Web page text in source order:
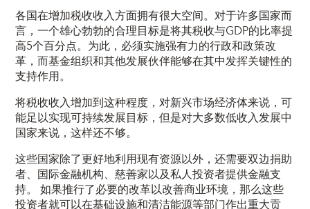
各国在增加税收收入方面拥有很大空间。对于许多国家而
言，一个雄心勃勃的合理目标是将其税收与GDP的比率提
高5个百分点。为此，必须实施强有力的行政和政策改
革，而基金组织和其他发展伙伴能够在其中发挥关键性的
支持作用。
将税收收入增加到这种程度，对新兴市场经济体来说，可
能足以实现可持续发展目标，但是对大多数低收入发展中
国家来说，这样还不够。
这些国家除了更好地利用现有资源以外，还需要双边捐助
者、国际金融机构、慈善家以及私人投资者提供金融支
持。 如果推行了必要的改革以改善商业环境，那么这些
投资者就可以在基础设施和清洁能源等部门作出重大贡